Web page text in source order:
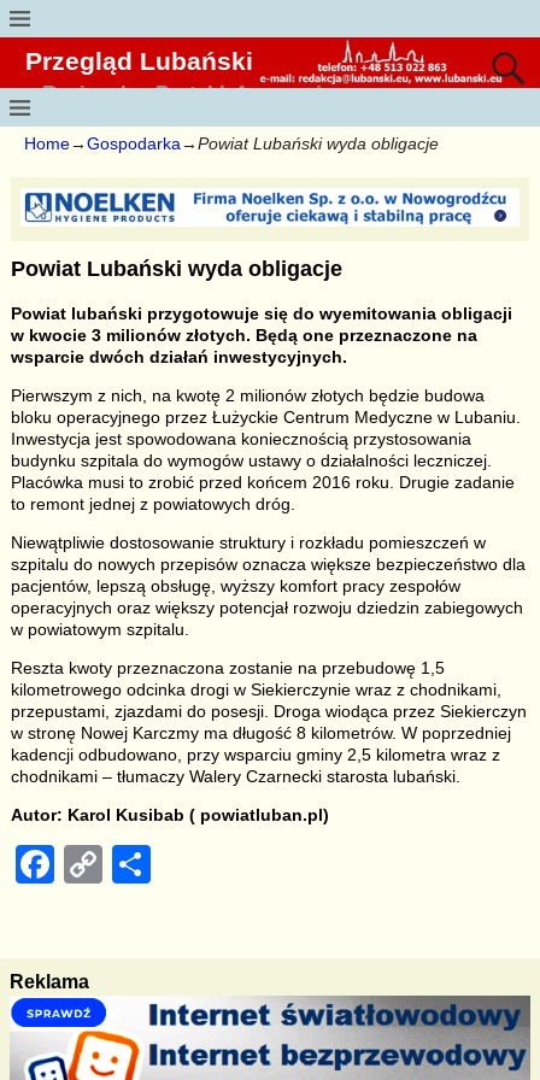
Przegląd Lubański
Regionalny Portal Informacyjny
Home→Gospodarka→Powiat Lubański wyda obligacje
Powiat Lubański wyda obligacje
Powiat lubański przygotowuje się do wyemitowania obligacji
w kwocie 3 milionów złotych. Będą one przeznaczone na
wsparcie dwóch działań inwestycyjnych.
Pierwszym z nich, na kwotę 2 milionów złotych będzie budowa
bloku operacyjnego przez Łużyckie Centrum Medyczne w Lubaniu.
Inwestycja jest spowodowana koniecznością przystosowania
budynku szpitala do wymogów ustawy o działalności leczniczej.
Placówka musi to zrobić przed końcem 2016 roku. Drugie zadanie
to remont jednej z powiatowych dróg.
Niewątpliwie dostosowanie struktury i rozkładu pomieszczeń w
szpitalu do nowych przepisów oznacza większe bezpieczeństwo dla
pacjentów, lepszą obsługę, wyższy komfort pracy zespołów
operacyjnych oraz większy potencjał rozwoju dziedzin zabiegowych
w powiatowym szpitalu.
Reszta kwoty przeznaczona zostanie na przebudowę 1,5
kilometrowego odcinka drogi w Siekierczynie wraz z chodnikami,
przepustami, zjazdami do posesji. Droga wiodąca przez Siekierczyn
w stronę Nowej Karczmy ma długość 8 kilometrów. W poprzedniej
kadencji odbudowano, przy wsparciu gminy 2,5 kilometra wraz z
chodnikami – tłumaczy Walery Czarnecki starosta lubański.
Autor: Karol Kusibab ( powiatluban.pl)
F
e
b
o
C
Li
n
Reklama